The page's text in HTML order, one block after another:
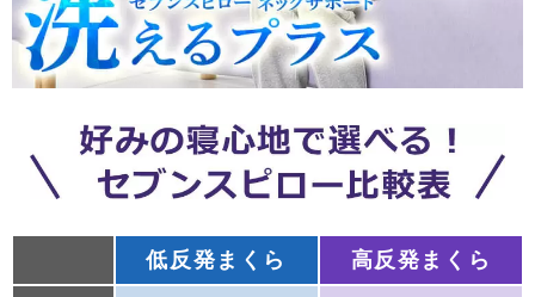
低反発まくら 高反発まくら